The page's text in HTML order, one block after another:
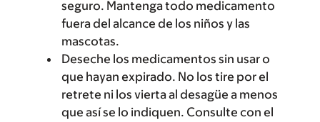
seguro. Mantenga todo medicamento
fuera del alcance de los niños y las
mascotas.
Deseche los medicamentos sin usar o
que hayan expirado. No los tire por el
retrete ni los vierta al desagüe a menos
que así se lo indiquen. Consulte con el